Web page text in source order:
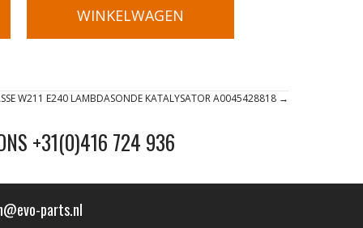
WINKELWAGEN
W211 E240 LAMBDASONDE KATALYSATOR A0045428818 →
+31(0)416 724 936
parts.nl